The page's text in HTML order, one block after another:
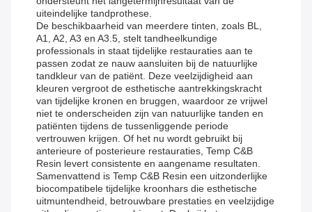
uiteindelijke tandprothese.
De beschikbaarheid van meerdere tinten, zoals BL,
A1, A2, A3 en A3.5, stelt tandheelkundige
professionals in staat tijdelijke restauraties aan te
passen zodat ze nauw aansluiten bij de natuurlijke
tandkleur van de patiënt. Deze veelzijdigheid aan
kleuren vergroot de esthetische aantrekkingskracht
van tijdelijke kronen en bruggen, waardoor ze vrijwel
niet te onderscheiden zijn van natuurlijke tanden en
patiënten tijdens de tussenliggende periode
vertrouwen krijgen. Of het nu wordt gebruikt bij
anterieure of posterieure restauraties, Temp C&B
Resin levert consistente en aangename resultaten.
Samenvattend is Temp C&B Resin een uitzonderlijke
biocompatibele tijdelijke kroonhars die esthetische
uitmuntendheid, betrouwbare prestaties en veelzijdige